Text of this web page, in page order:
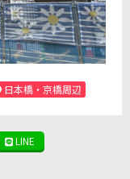
日本橋・京橋周辺
LINE